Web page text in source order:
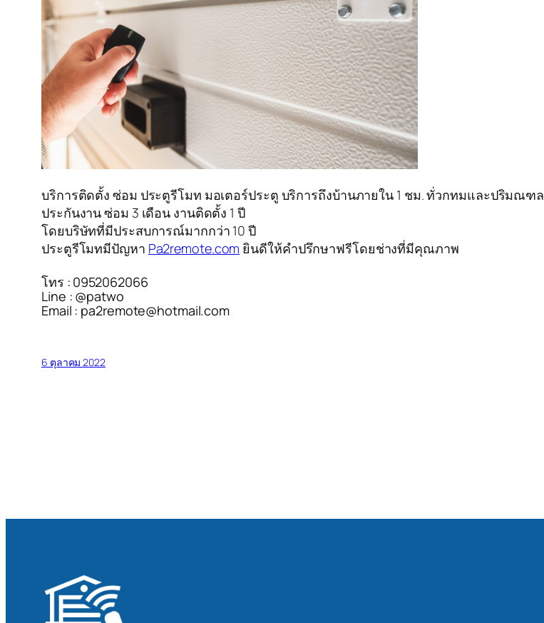
บริการติดตั้ง ซ่อม ประตูรีโมท มอเตอร์ประตู บริการถึงบ้านภายใน 1 ชม. ทั่วกทมและปริมณฑล
ประกันงาน ซ่อม 3 เดือน งานติดตั้ง 1 ปี
โดยบริษัทที่มีประสบการณ์มากกว่า 10 ปี
ประตูรีโมทมีปัญหา Pa2remote.com ยินดีให้คำปรึกษาฟรีโดยช่างที่มีคุณภาพ
โทร : 0952062066
Line : @patwo
Email : pa2remote@hotmail.com
6 ตุลาคม 2022